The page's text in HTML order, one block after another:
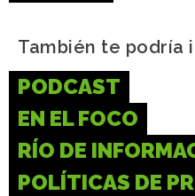
También te podría
PODCAST
EN EL FOCO
RÍO DE
POLÍTICAS DE